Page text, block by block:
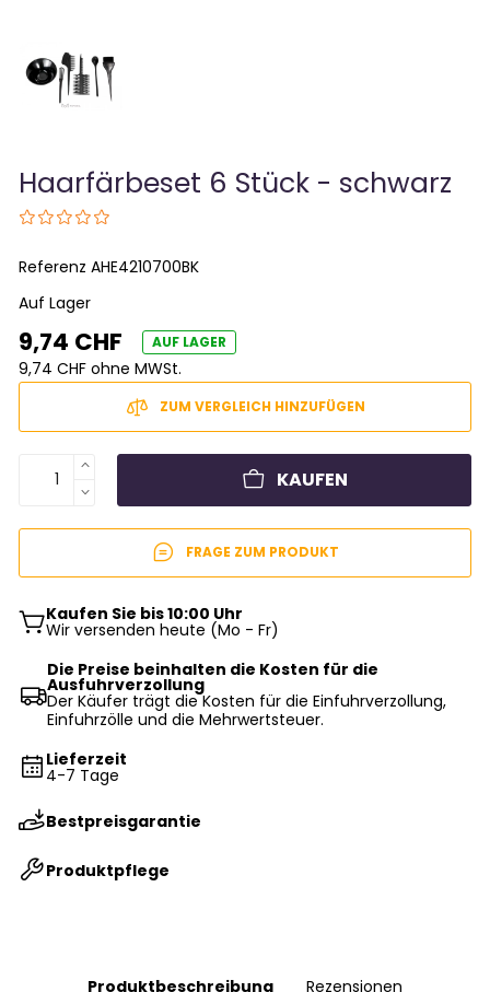
Haarfärbeset 6 Stück - schwarz
ReferenzAHE4210700BK
Auf Lager
9,74 CHF AUF LAGER
9,74 CHF ohne MWSt.
ZUM VERGLEICH HINZUFÜGEN
KAUFEN
FRAGE ZUM PRODUKT
Kaufen Sie bis 10:00 Uhr
Wir versenden heute (Mo - Fr)
Die Preise beinhalten die Kosten für die
Ausfuhrverzollung
Der Käufer trägt die Kosten für die Einfuhrverzollung,
Einfuhrzölle und die Mehrwertsteuer.
Lieferzeit
4-7 Tage
Bestpreisgarantie
Produktpflege
Produktbeschreibung Rezensionen